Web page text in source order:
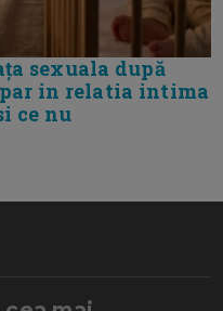
sexuala după
in relatia intima
ce nu